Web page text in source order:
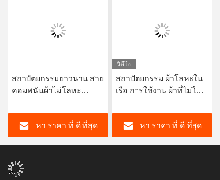
สถาปัตยกรรมยาวนาน สาย
คอมพนันผ้าไม่โลหะ
มากกว่า 10 ปี
หา ราคา ที่ ดี ที่สุด
วิดีโอ
สถาปัตยกรรม ผ้าโลหะใน
เรือ การใช้งาน ผ้าที่ไม่ใช่
หา ราคา ที่ ดี ที่สุด